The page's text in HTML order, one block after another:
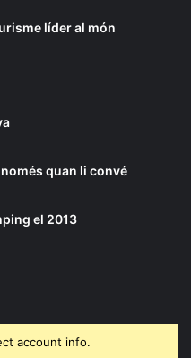
líder al món
quan li convé
el 2013
account info.